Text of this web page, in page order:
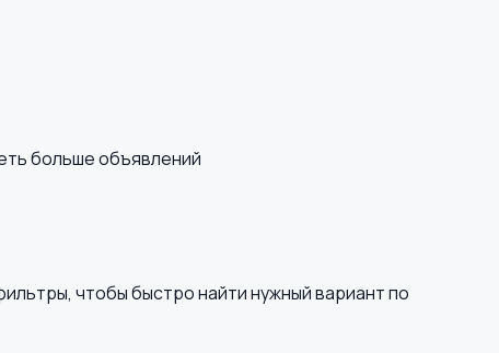
больше объявлений
чтобы быстро найти нужный вариант по